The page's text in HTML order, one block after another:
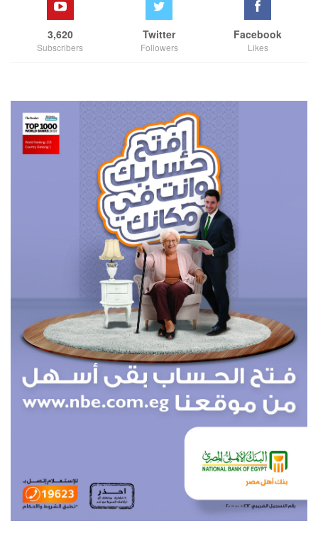
Facebook
Likes
Twitter
Followers
3,620
Subscribers